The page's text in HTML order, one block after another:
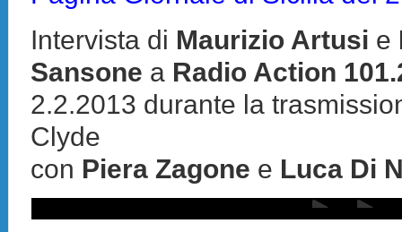
Intervista di Maurizio Artusi e
Sansone a Radio Action
2.2.2013 durante la
Clyde
con Piera Zagone e Luca Di